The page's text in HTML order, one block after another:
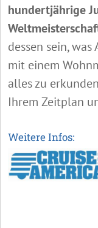
hundertjährige
dessen sein,
mit einem
alles zu
Ihrem Zeitplan
Weitere Infos: